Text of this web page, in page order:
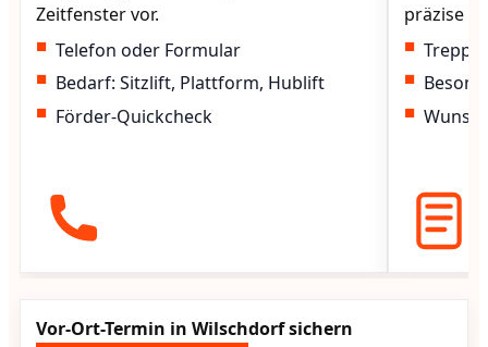
Zeitfenster vor.
Telefon oder Formular
Bedarf: Sitzlift, Plattform, Hublift
Förder-Quickcheck
präzise
Vor-Ort-Termin in Wilschdorf sichern